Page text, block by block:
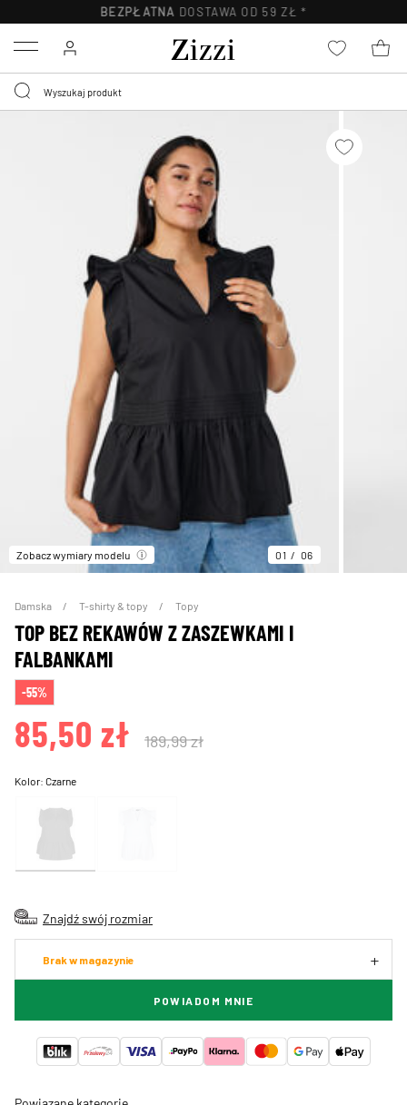
BEZPŁATNA DOSTAWA OD 59 ZŁ *
Menu
Zobacz wymiary modelu 01 06
Damska T-shirty & topy Topy
TOP BEZ REKAWÓW Z ZASZEWKAMI I
FALBANKAMI
-55%
85,50 zł 189,99 zł
Kolor:Czarne
Znajdź swój rozmiar
Brak w magazynie
POWIADOM MNIE